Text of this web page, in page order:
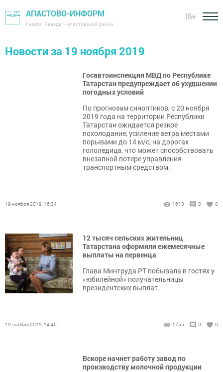
АПАСТОВО-ИНФОРМ
Газета "Звезда" - Апастовский район
16+
Новости за 19 ноября 2019
Госавтоинспекция МВД по Республике
Татарстан предупреждает об ухудшении
погодных условий
По прогнозам синоптиков, с 20 ноября
2019 года на территории Республики
Татарстан ожидается резкое
похолодание, усиление ветра местами
порывами до 14 м/с, на дорогах
гололедица, что может способствовать
внезапной потере управления
транспортным средством.
19 ноября 2019, 16:34 1613 0 0
12 тысяч сельских жительниц
Татарстана оформили ежемесячные
выплаты на первенца
Глава Минтруда РТ побывала в гостях у
«юбилейной» получательницы
президентских выплат.
19 ноября 2019, 14:40 1755 0 0
Вскоре начнет работу завод по
производству молочной продукции